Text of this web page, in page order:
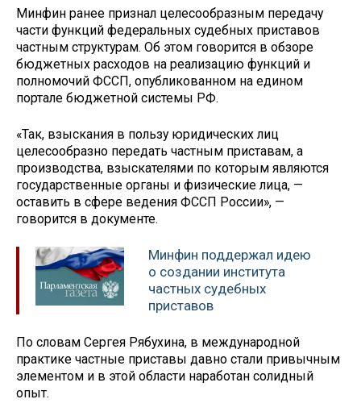
Минфин ранее признал целесообразным передачу
части функций федеральных судебных приставов
частным структурам. Об этом говорится в обзоре
бюджетных расходов на реализацию функций и
полномочий ФССП, опубликованном на едином
портале бюджетной системы РФ.
«Так, взыскания в пользу юридических лиц
целесообразно передать частным приставам, а
производства, взыскателями по которым являются
государственные органы и физические лица, —
оставить в сфере ведения ФССП России», —
говорится в документе.
Минфин поддержал идею
о создании института
частных судебных
приставов
По словам Сергея Рябухина, в международной
практике частные приставы давно стали привычным
элементом и в этой области наработан солидный
опыт.